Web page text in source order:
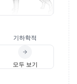
기하학적
모두 보기